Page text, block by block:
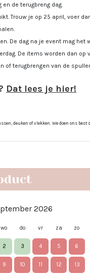
en de terugbreng dag.
Trouw je op 25 april, voer
De dag na je event mag
De items worden dan
of terugbrengen van de
Dat lees je hier!
deuken of vlekken. We doen ons best
2026
wo do vr za zo
2 3 4 5 6
9 10 11 12 13